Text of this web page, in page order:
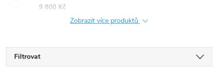
9 800 Kč
Zobrazit více produktů
Filtrovat